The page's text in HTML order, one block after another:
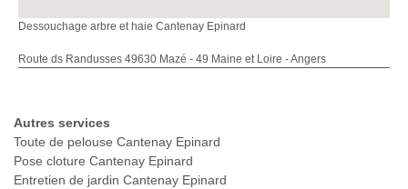
Dessouchage arbre et haie Cantenay Epinard
Route ds Randusses 49630 Mazé - 49 Maine et Loire - Angers
Autres services
Toute de pelouse Cantenay Epinard
Pose cloture Cantenay Epinard
Entretien de jardin Cantenay Epinard